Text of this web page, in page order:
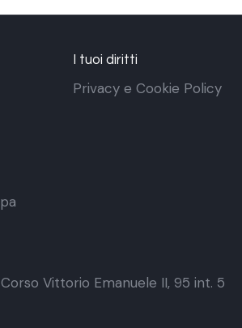
I tuoi diritti
Privacy e Cookie Policy
Vittorio Emanuele II, 95 int. 5